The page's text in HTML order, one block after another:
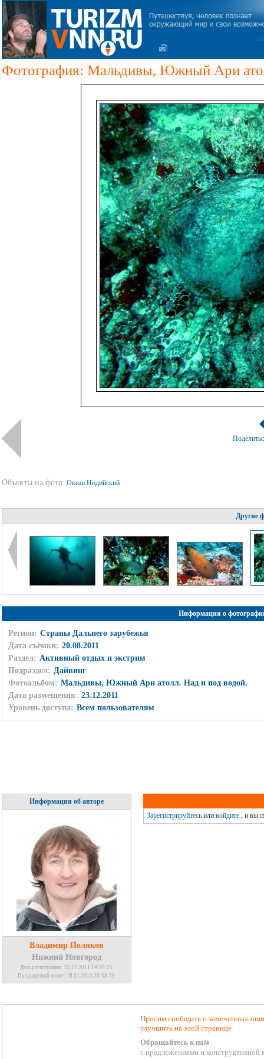
Фотография: Мальдивы, Южный Ари
Объекты на фото: Океан Индийский
Другие
Информация о
Регион: Страны Дальнего зарубежья
Дата съёмки: 20.08.2011
Раздел: Активный отдых и экстрим
Подраздел: Дайвинг
Фотоальбом: Мальдивы, Южный Ари атолл. Над и под водой.
Дата размещения: 23.12.2011
Уровень доступа: Всем пользователям
Информация об авторе
Владимир Поляков
Нижний Новгород
Дата регистрации: 22.12.2011 14:35:25
Предыдущий визит: 18.01.2013 20:58:39
Зарегистрируйтесьили войдите, и вы
Просим сообщить о замеченных
улучшить на этой странице
Обращайтесь к нам
с предложениями и конструктивной